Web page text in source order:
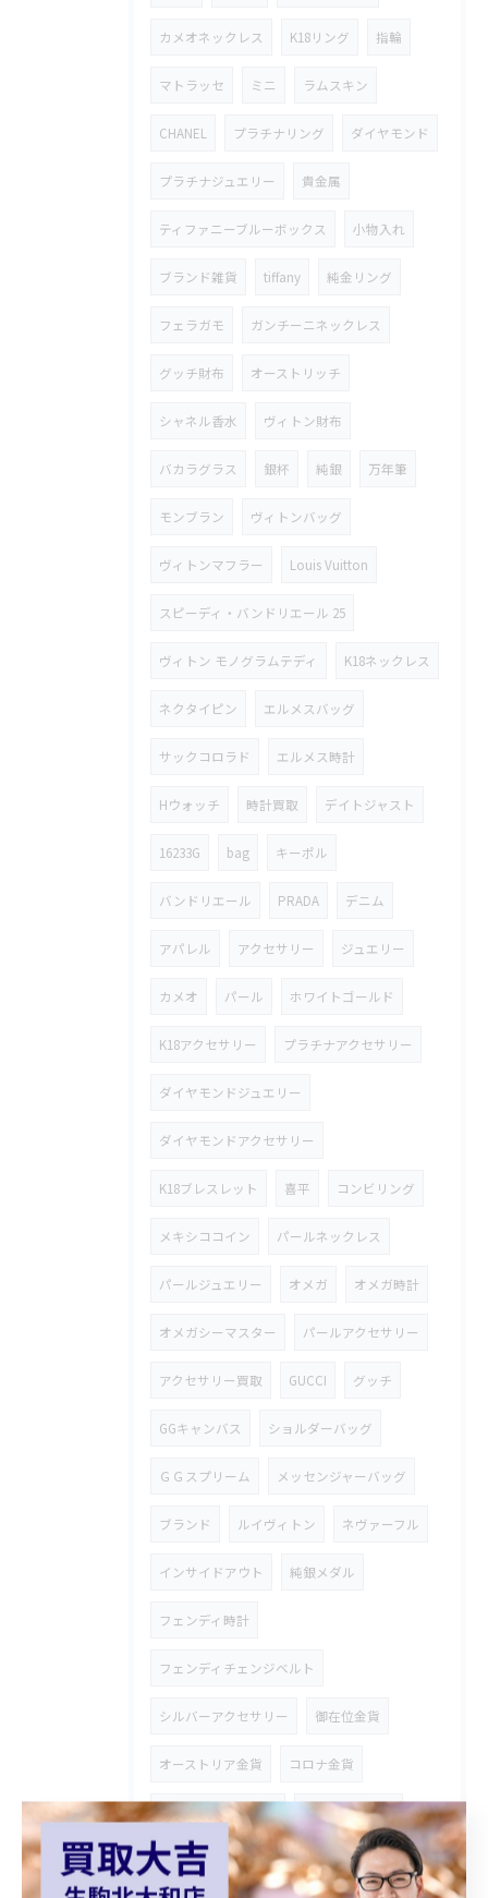
カメオネックレス K18リング 指輪
マトラッセ ミニ ラムスキン
CHANEL プラチナリング ダイヤモンド
プラチナジュエリー 貴金属
ティファニーブルーボックス 小物入れ
ブランド雑貨 tiffany 純金リング
フェラガモ ガンチーニネックレス
グッチ財布 オーストリッチ
シャネル香水 ヴィトン財布
バカラグラス 銀杯 純銀 万年筆
モンブラン ヴィトンバッグ
ヴィトンマフラー Louis Vuitton
スピーディ・バンドリエール 25
ヴィトン モノグラムテディ K18ネックレス
ネクタイピン エルメスバッグ
サックコロラド エルメス時計
Hウォッチ 時計買取 デイトジャスト
16233G bag キーポル
バンドリエール PRADA デニム
アパレル アクセサリー ジュエリー
カメオ パール ホワイトゴールド
K18アクセサリー プラチナアクセサリー
ダイヤモンドジュエリー
ダイヤモンドアクセサリー
K18ブレスレット 喜平 コンビリング
メキシココイン パールネックレス
パールジュエリー オメガ オメガ時計
オメガシーマスター パールアクセサリー
アクセサリー買取 GUCCI グッチ
GGキャンバス ショルダーバッグ
ＧＧスプリーム メッセンジャーバッグ
ブランド ルイヴィトン ネヴァーフル
インサイドアウト 純銀メダル
フェンディ時計
フェンディチェンジベルト
シルバーアクセサリー 御在位金貨
オーストリア金貨 コロナ金貨
天皇陛下御即位金貨 シャネルバッグ
ダイアナモデル ブランドバッグ